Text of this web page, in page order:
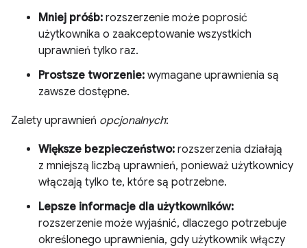
Mniej próśb: rozszerzenie może poprosić
użytkownika o zaakceptowanie wszystkich
uprawnień tylko raz.
Prostsze tworzenie: wymagane uprawnienia są
zawsze dostępne.
Zalety uprawnień opcjonalnych:
Większe bezpieczeństwo: rozszerzenia działają
z mniejszą liczbą uprawnień, ponieważ użytkownicy
włączają tylko te, które są potrzebne.
Lepsze informacje dla użytkowników:
rozszerzenie może wyjaśnić, dlaczego potrzebuje
określonego uprawnienia, gdy użytkownik włączy